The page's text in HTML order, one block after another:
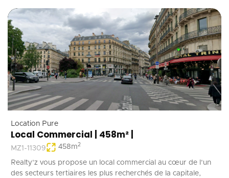
Location Pure
Local Commercial | 458m² |
MZ1-11309 458m2
Realty'z vous propose un local commercial au cœur de l'un
des secteurs tertiaires les plus recherchés de la capitale,